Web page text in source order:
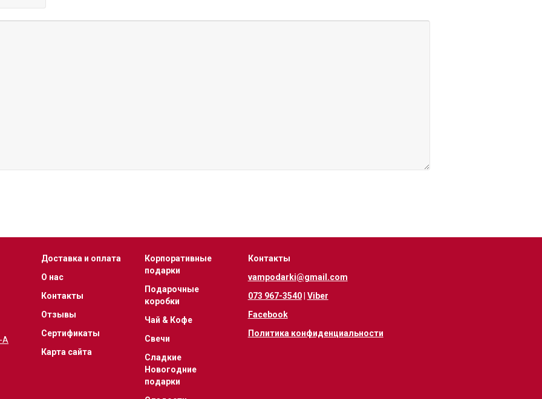
А
Доставка и оплата
О нас
Контакты
Отзывы
Сертификаты
Карта сайта
Корпоративные
подарки
Подарочные
коробки
Чай & Кофе
Свечи
Сладкие
Новогодние
подарки
Контакты
vampodarki@gmail.com
073 967-3540| Viber
Facebook
Политика конфиденциальности